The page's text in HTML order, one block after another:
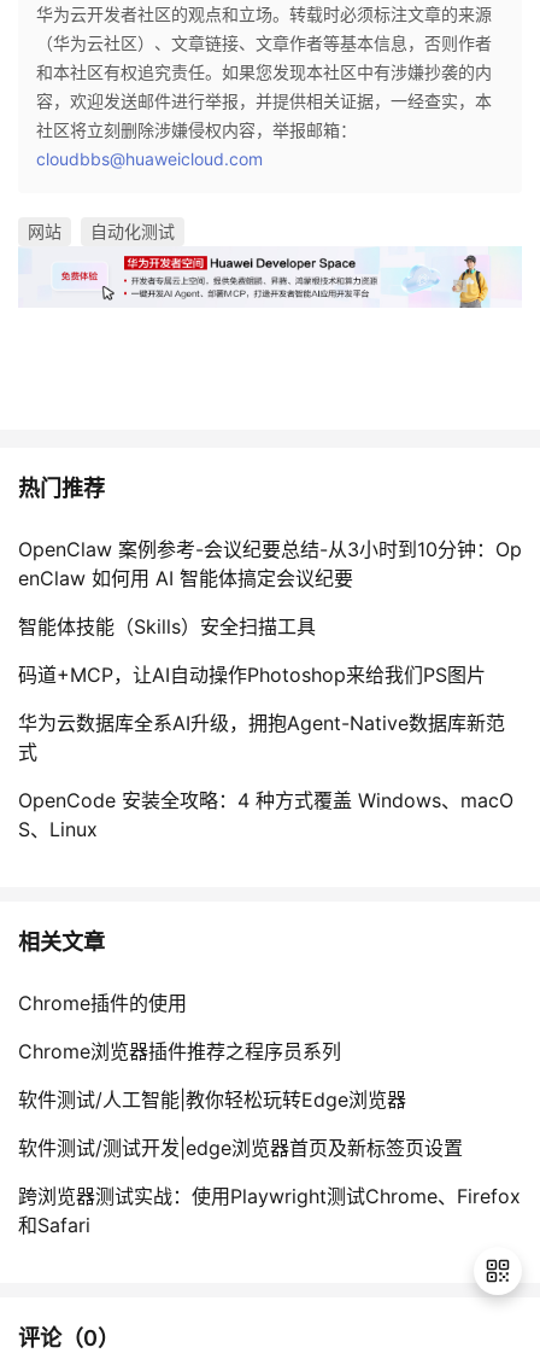
华为云开发者社区的观点和立场。转载时必须标注文章的来源
（华为云社区）、文章链接、文章作者等基本信息，否则作者
和本社区有权追究责任。如果您发现本社区中有涉嫌抄袭的内
容，欢迎发送邮件进行举报，并提供相关证据，一经查实，本
社区将立刻删除涉嫌侵权内容，举报邮箱：
cloudbbs@huaweicloud.com
网站 自动化测试
热门推荐
OpenClaw 案例参考-会议纪要总结-从3小时到10分钟：Op
enClaw 如何用 AI 智能体搞定会议纪要
智能体技能（Skills）安全扫描工具
码道+MCP，让AI自动操作Photoshop来给我们PS图片
华为云数据库全系AI升级，拥抱Agent-Native数据库新范
式
OpenCode 安装全攻略：4 种方式覆盖 Windows、macO
S、Linux
相关文章
Chrome插件的使用
Chrome浏览器插件推荐之程序员系列
软件测试/人工智能|教你轻松玩转Edge浏览器
软件测试/测试开发|edge浏览器首页及新标签页设置
跨浏览器测试实战：使用Playwright测试Chrome、Firefox
和Safari
评论（0）